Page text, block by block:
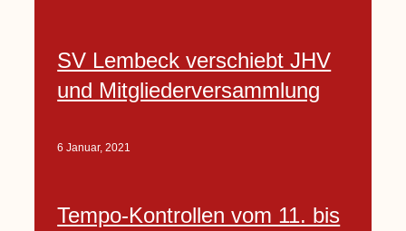
SV Lembeck verschiebt JHV
und Mitgliederversammlung
6 Januar, 2021
Tempo-Kontrollen vom 11. bis